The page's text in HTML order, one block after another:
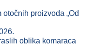
proizvoda „Od
oblika komaraca